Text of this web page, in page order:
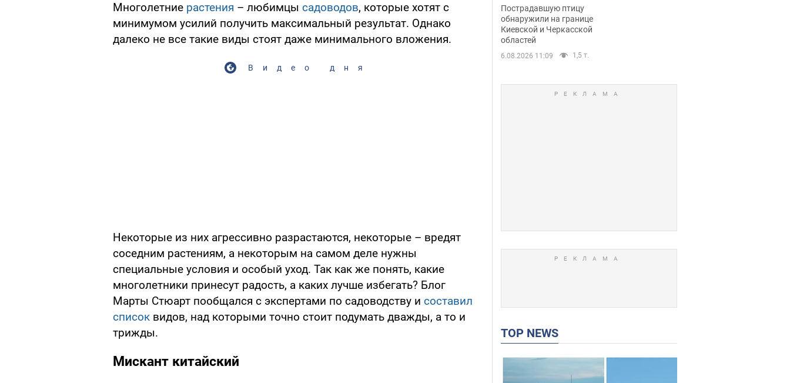
Многолетние растения – любимцы садоводов, которые хотят с
минимумом усилий получить максимальный результат. Однако
далеко не все такие виды стоят даже минимального вложения.
Видео дня
Некоторые из них агрессивно разрастаются, некоторые – вредят
соседним растениям, а некоторым на самом деле нужны
специальные условия и особый уход. Так как же понять, какие
многолетники принесут радость, а каких лучше избегать? Блог
Марты Стюарт пообщался с экспертами по садоводству и составил
список видов, над которыми точно стоит подумать дважды, а то и
трижды.
Мискант китайский
нетипичный маршрут.
Фото
Пострадавшую птицу
обнаружили на границе
Киевской и Черкасской
областей
6.08.2026 11:09 1,5 т.
TOP NEWS